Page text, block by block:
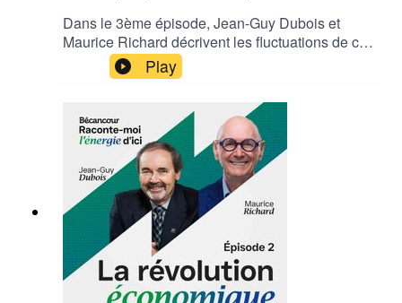
Dans le 3ème épisode, Jean-Guy Dubois et
Maurice Richard décrivent les fluctuations de ces
deux décennies, marquées par un conflit majeur
qui a freiné la prospérité de l’économie
régionale. Apprenez comment les équipes de la
Ville de Bécancour et de la SPIPB ont su
maintenir le cap. Bonne écoute !
Play